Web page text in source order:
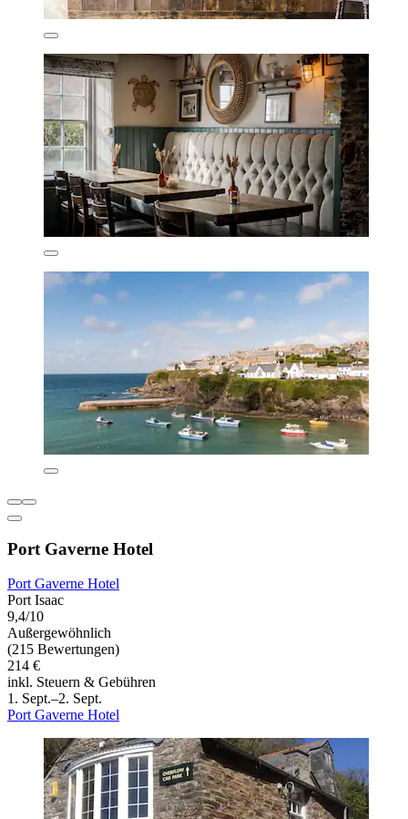
Port Gaverne Hotel
Port Gaverne Hotel
Port Isaac
9,4/10
Außergewöhnlich
(215 Bewertungen)
214 €
inkl. Steuern & Gebühren
1. Sept.–2. Sept.
Port Gaverne Hotel